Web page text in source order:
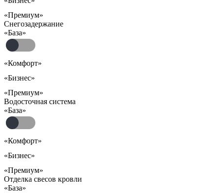
«Премиум»
Снегозадержание
«База»
«Комфорт»
«Бизнес»
«Премиум»
Водосточная система
«База»
«Комфорт»
«Бизнес»
«Премиум»
Отделка свесов кровли
«База»